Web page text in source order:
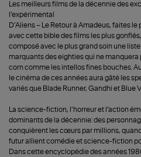
Les meilleurs films de la décennie des
l’expérimental
D’Aliens – Le Retour à Amadeus, faites
avec cette bible des films les plus
composé avec le plus grand soin une
marquants des eighties qui ne manquera
corn comme les intellos fines bouches.
le cinéma de ces années aura gâté les
variés que Blade Runner, Gandhi et Blue
La science-fiction, l’horreur et l’action
dominants de la décennie: des
conquièrent les cœurs par millions,
futur allient comédie et science-fiction
Dans cette encyclopédie des années